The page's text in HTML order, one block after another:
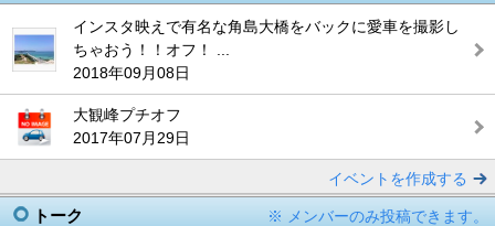
インスタ映えで有名な角島大橋をバックに愛車を撮影し
ちゃおう！！オフ！ ...
2018年09月08日
大観峰プチオフ
2017年07月29日
イベントを作成する
※ メンバーのみ投稿できます。
トーク